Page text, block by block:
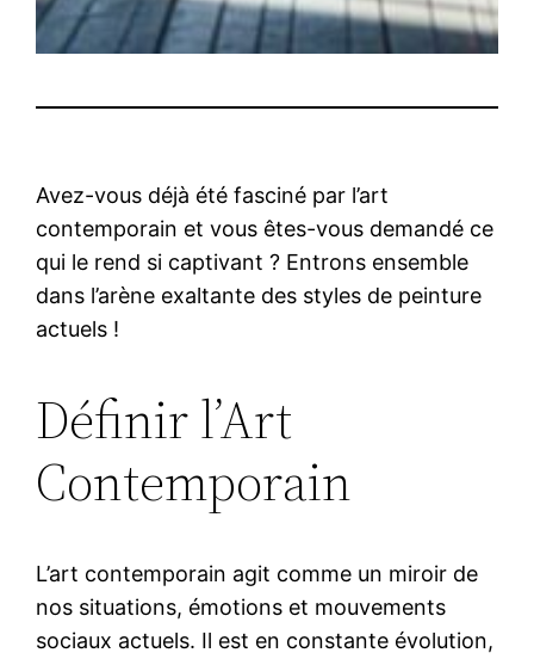
Avez-vous déjà été fasciné par l’art
contemporain et vous êtes-vous demandé ce
qui le rend si captivant ? Entrons ensemble
dans l’arène exaltante des styles de peinture
actuels !
Définir l’Art
Contemporain
L’art contemporain agit comme un miroir de
nos situations, émotions et mouvements
sociaux actuels. Il est en constante évolution,